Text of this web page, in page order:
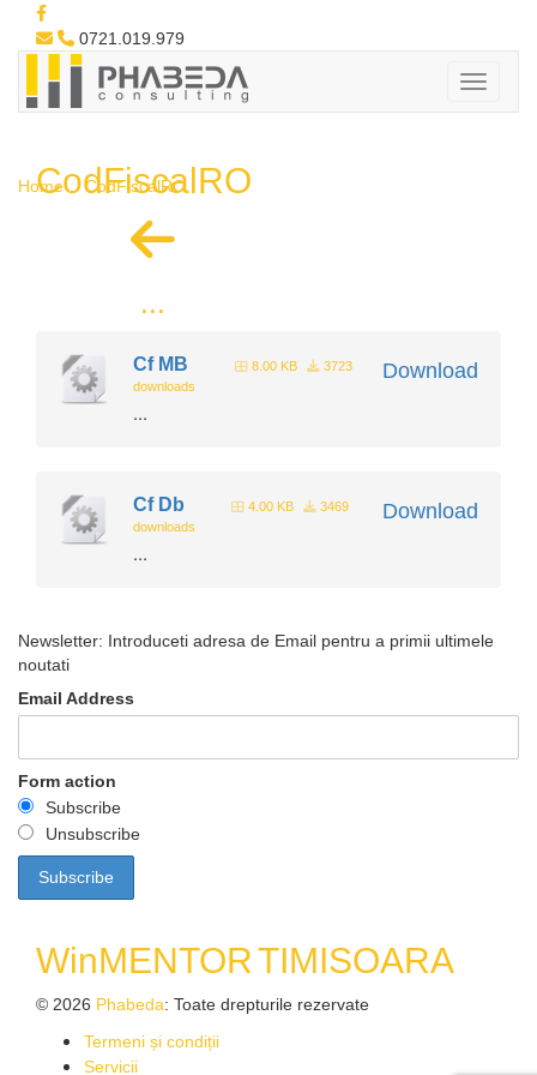
0721.019.979
CodFiscalRO
Home CodFiscalRO
...
Download
Cf MB 8.00 KB
3723
downloads
...
Download
Cf Db 4.00 KB
3469
downloads
...
Newsletter: Introduceti adresa de Email pentru a primii ultimele
noutati
Email Address
Form action
Subscribe
Unsubscribe
WinMENTORTIMISOARA
© 2026 Phabeda: Toate drepturile rezervate
Termeni și condiții
Servicii